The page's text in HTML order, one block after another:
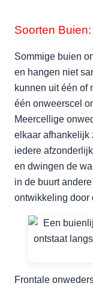
Soorten Buien:
Sommige buien
en hangen niet
kunnen uit één of
één onweerscel
Meercellige
elkaar afhankelijk
iedere
en dwingen de
in de buurt
ontwikkeling door
Frontale